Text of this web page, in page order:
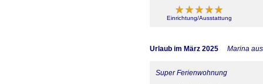
Einrichtung/Ausstattung
Urlaub im März 2025 Marina
Super Ferienwohnung